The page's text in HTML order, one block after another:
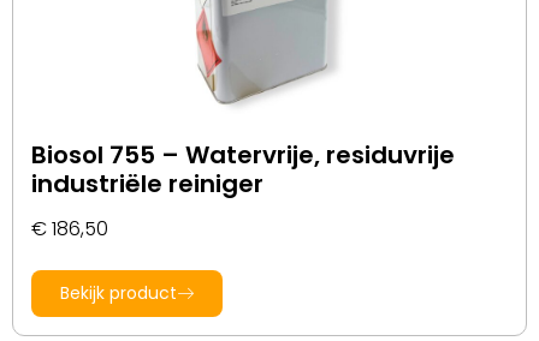
Biosol 755 – Watervrije, residuvrije
industriële reiniger
€186,50
Bekijk product